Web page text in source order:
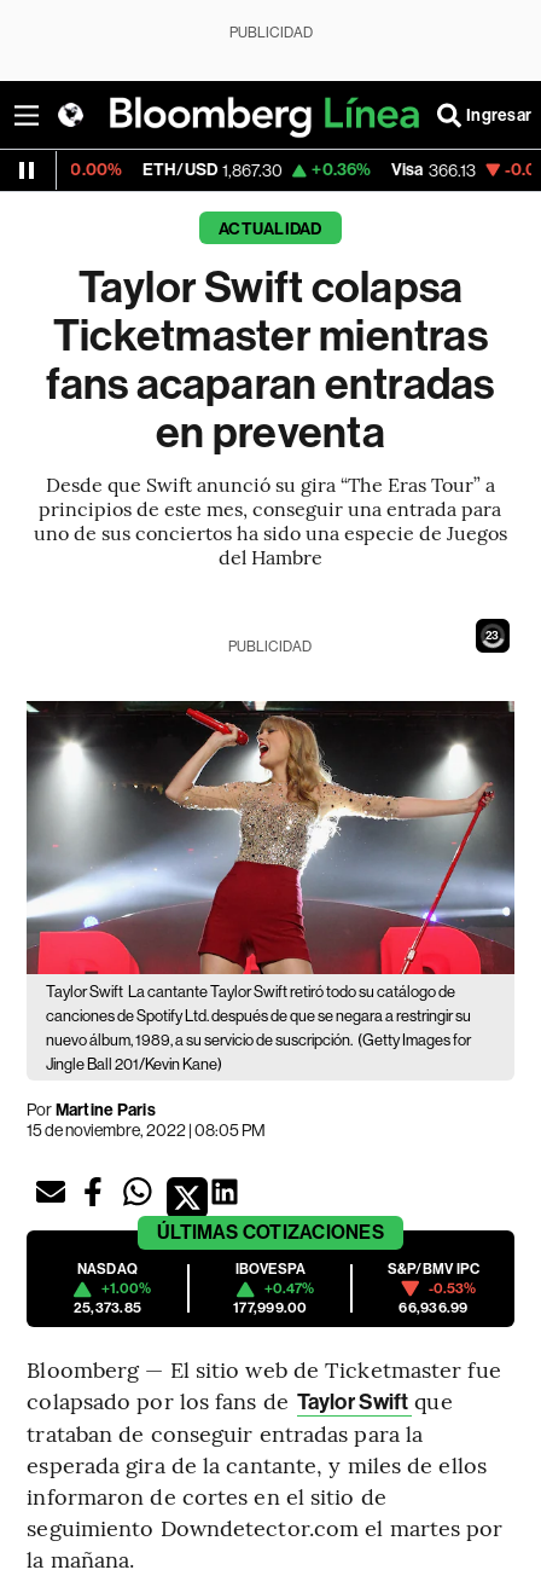
PUBLICIDAD
Ingresar
ETH/USD 1,867.30 +0.36% Visa 366.13 -0.04%
ACTUALIDAD
Taylor Swift colapsa
Ticketmaster mientras
fans acaparan entradas
en preventa
Desde que Swift anunció su gira “The Eras Tour” a
principios de este mes, conseguir una entrada para
uno de sus conciertos ha sido una especie de Juegos
del Hambre
21
PUBLICIDAD
Taylor Swift La cantante Taylor Swift retiró todo su catálogo de
canciones de Spotify Ltd. después de que se negara a restringir su
nuevo álbum, 1989, a su servicio de suscripción. (Getty Images for
Jingle Ball 201/Kevin Kane)
PorMartine Paris
15 de noviembre, 2022 | 08:05 PM
ÚLTIMAS COTIZACIONES
NASDAQ
+1.00%
25,373.85
IBOVESPA
+0.47%
177,999.00
S&P/BMV IPC
-0.53%
66,936.99
Bloomberg — El sitio web de Ticketmaster fue
colapsado por los fans de Taylor Swift que
trataban de conseguir entradas para la
esperada gira de la cantante, y miles de ellos
informaron de cortes en el sitio de
seguimiento Downdetector.com el martes por
la mañana.